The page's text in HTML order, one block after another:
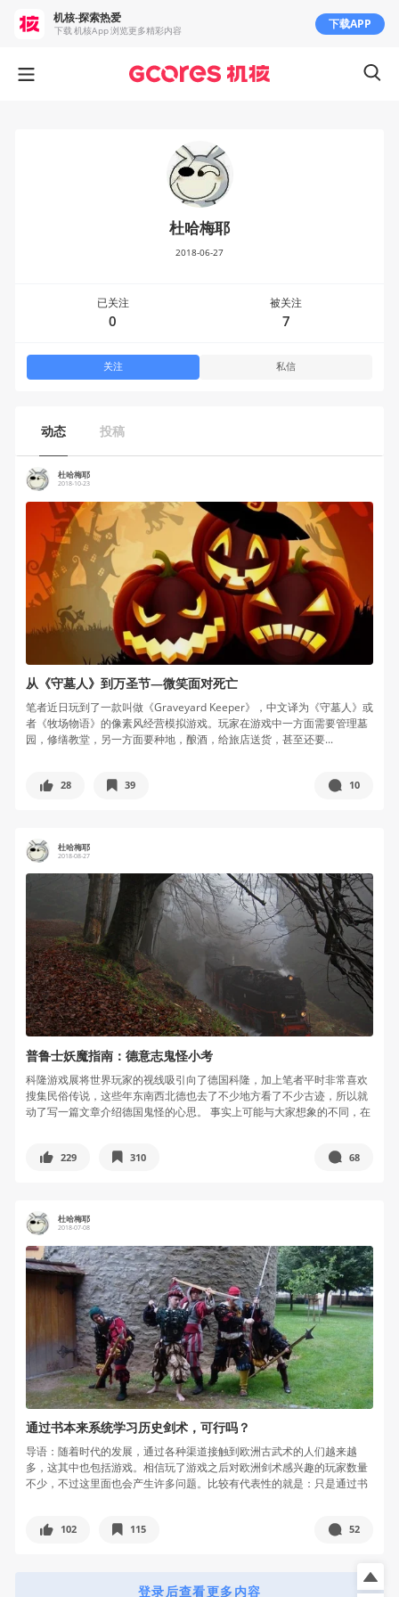
动态 投稿
杜哈梅耶
2018-10-23
从《守墓人》到万圣节—微笑面对死亡
笔者近日玩到了一款叫做《Graveyard Keeper》，中文译为《守墓人》或
者《牧场物语》的像素风经营模拟游戏。玩家在游戏中一方面需要管理墓
园，修缮教堂，另一方面要种地，酿酒，给旅店送货，甚至还要...
28 39 10
杜哈梅耶
2018-08-27
普鲁士妖魔指南：德意志鬼怪小考
科隆游戏展将世界玩家的视线吸引向了德国科隆，加上笔者平时非常喜欢
搜集民俗传说，这些年东南西北德也去了不少地方看了不少古迹，所以就
动了写一篇文章介绍德国鬼怪的心思。 事实上可能与大家想象的不同，在
229 310 68
杜哈梅耶
2018-07-08
通过书本来系统学习历史剑术，可行吗？
导语：随着时代的发展，通过各种渠道接触到欧洲古武术的人们越来越
多，这其中也包括游戏。相信玩了游戏之后对欧洲剑术感兴趣的玩家数量
不少，不过这里面也会产生许多问题。比较有代表性的就是：只是通过书
102 115 52
登录后查看更多内容
杜哈梅耶
2018-06-27
已关注
0
被关注
7
关注 私信
机核-探索热爱
下载 机核App 浏览更多精彩内容 下载APP